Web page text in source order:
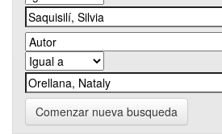
Comenzar nueva busqueda